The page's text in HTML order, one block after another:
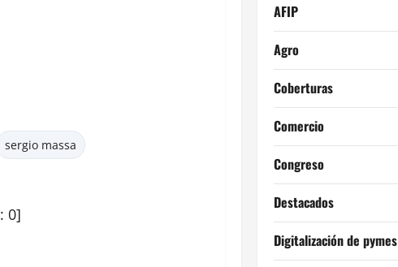
sergio massa
: 0]
AFIP
Agro
Coberturas
Comercio
Congreso
Destacados
Digitalización de pymes